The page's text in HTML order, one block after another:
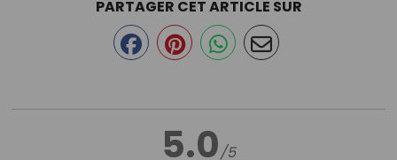
5.0/5
PARTAGER CET ARTICLE SUR